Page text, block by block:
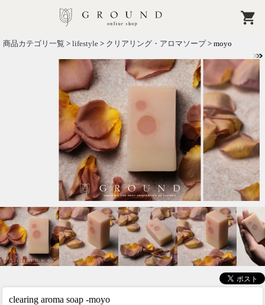
商品カテゴリ一覧 > lifestyle > クリアリング・アロマソープ > moyo
clearing aroma soap -moyo